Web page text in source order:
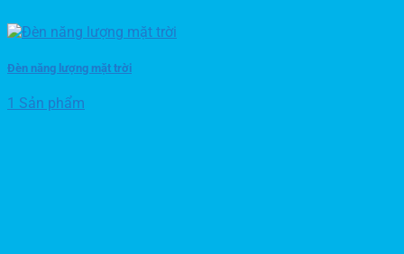
Đèn năng lượng mặt trời
1 Sản phẩm